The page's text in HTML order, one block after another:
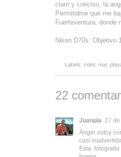
claro y conciso, la
Permitidme que me
Fuerteventura, donde
Nikon D70s. Objetivo
Labels: color, mar,
22
Juanpla 17
Ángel estoy
casi
Esta